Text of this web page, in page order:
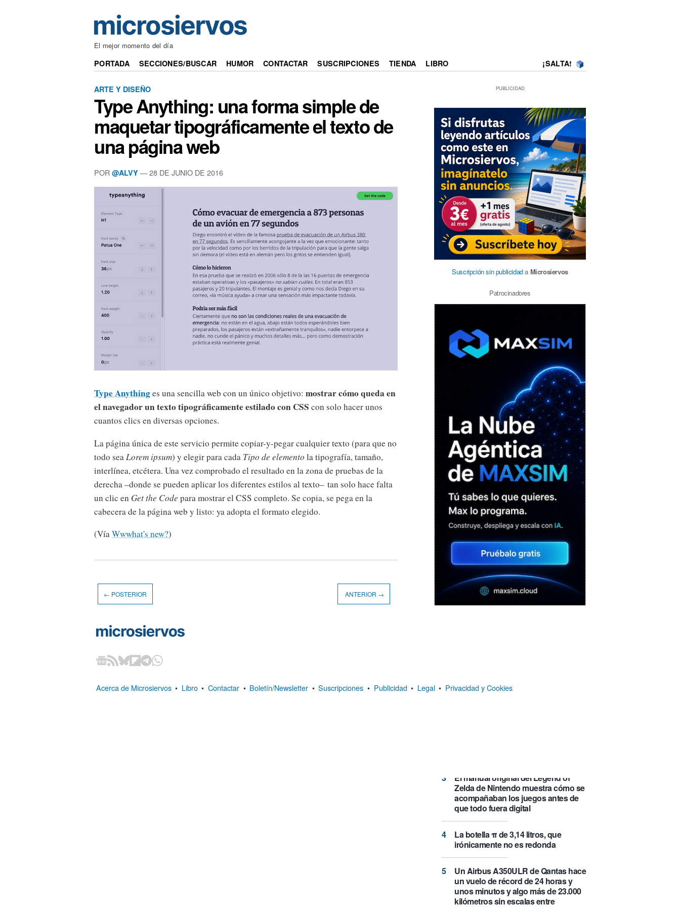
El mejor momento del día
PORTADA SECCIONES/BUSCAR HUMOR CONTACTAR SUSCRIPCIONES TIENDA LIBRO ¡SALTA!
ARTE Y DISEÑO
Type Anything: una forma simple de
maquetar tipográficamente el texto de
una página web
POR @ALVY — 28 DE JUNIO DE 2016
Type Anythinges una sencilla web con un único objetivo: mostrar cómo queda en
el navegador un texto tipográficamente estilado con CSS con solo hacer unos
cuantos clics en diversas opciones.
La página única de este servicio permite copiar-y-pegar cualquier texto (para que no
todo sea Lorem ipsum) y elegir para cada Tipo de elemento la tipografía, tamaño,
interlínea, etcétera. Una vez comprobado el resultado en la zona de pruebas de la
derecha –donde se pueden aplicar los diferentes estilos al texto– tan solo hace falta
un clic en Get the Code para mostrar el CSS completo. Se copia, se pega en la
cabecera de la página web y listo: ya adopta el formato elegido.
(VíaWwwhat's new?)
PUBLICIDAD
Suscripción sin publicidada Microsiervos
Patrocinadores
que se visita puede saber de ti y
además te explica cómo lo hace
El manual original del Legend of
Zelda de Nintendo muestra cómo se
acompañaban los juegos antes de
que todo fuera digital
La botella π de 3,14 litros, que
irónicamente no es redonda
Un Airbus A350ULR de Qantas hace
un vuelo de récord de 24 horas y
unos minutos y algo más de 23.000
kilómetros sin escalas entre
← POSTERIOR ANTERIOR →
Acerca de Microsiervos • Libro • Contactar • Boletín/Newsletter • Suscripciones • Publicidad • Legal • Privacidad y Cookies